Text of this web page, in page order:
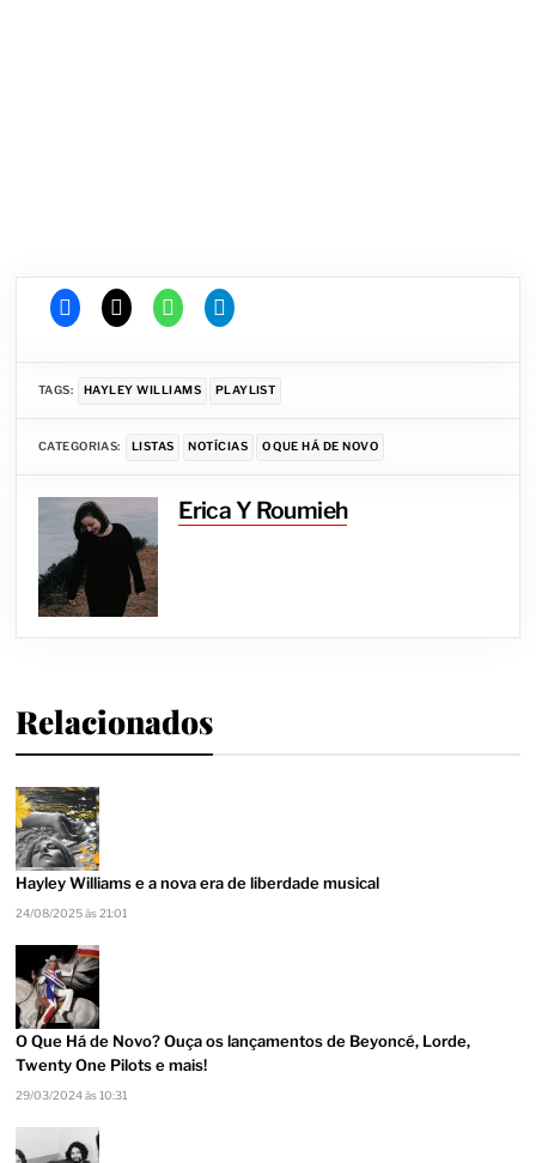
TAGS: HAYLEY WILLIAMS PLAYLIST
CATEGORIAS: LISTAS NOTÍCIAS O QUE HÁ DE NOVO
Erica Y Roumieh
Relacionados
Hayley Williams e a nova era de liberdade musical
24/08/2025 às 21:01
O Que Há de Novo? Ouça os lançamentos de Beyoncé, Lorde,
Twenty One Pilots e mais!
29/03/2024 às 10:31